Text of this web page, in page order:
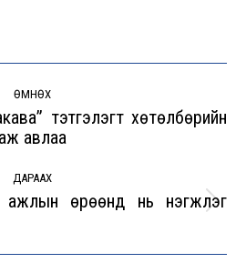
ӨМНӨХ
Previous
тэтгэлэгт хөтөлбөрийн
авлаа
ДАРААХ
Next
ажлын өрөөнд нь нэгжлэг